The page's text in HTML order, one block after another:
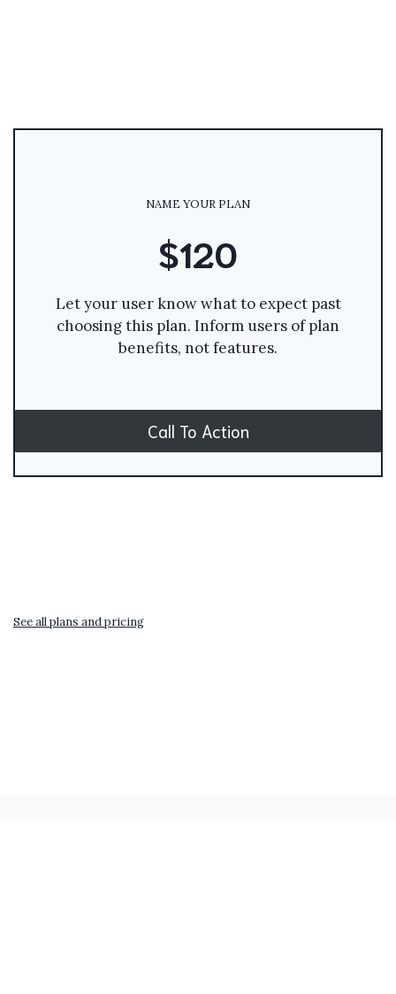
NAME YOUR PLAN
$120
Let your user know what to expect past
choosing this plan. Inform users of plan
benefits, not features.
Call To Action
See all plans and pricing